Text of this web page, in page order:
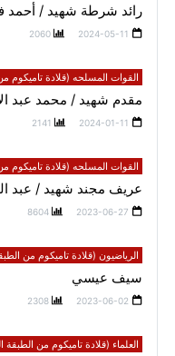
رائد شرطة شهيد / أحمد
2024-05-11
2060
القوات المسلحه (قلادة تاميكوم
مقدم شهيد / محمد عبد
2024-01-11
2141
القوات المسلحه (قلادة تاميكوم
عريف مجند شهيد / عبد
2023-06-27
8604
الرياضيون (قلادة تاميكوم من
سيف عيسي
2023-06-02
2308
العلماء (قلادة تاميكوم من الطبقة